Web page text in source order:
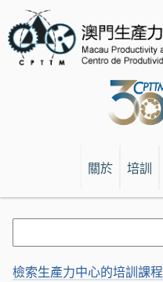
關於 培訓
檢索生產力中心的培訓課程